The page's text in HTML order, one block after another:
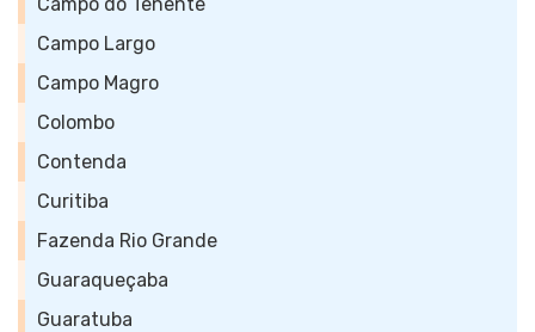
Campo Largo
Campo Magro
Colombo
Contenda
Curitiba
Fazenda Rio Grande
Guaraqueçaba
Guaratuba